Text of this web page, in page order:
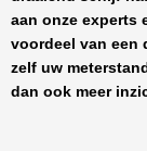
aan onze experts
voordeel van een
zelf uw
dan ook meer